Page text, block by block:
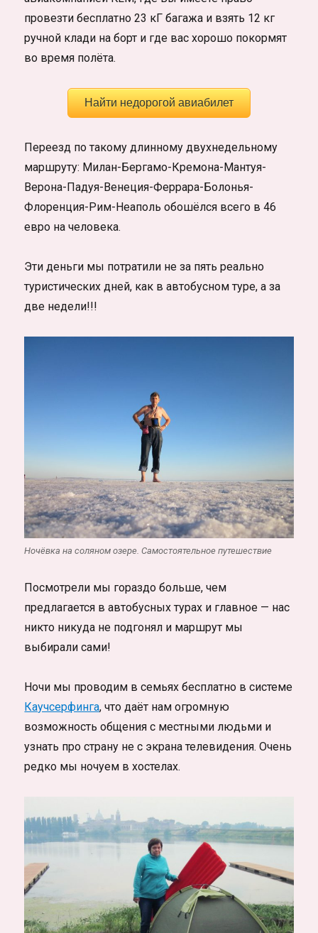
провезти бесплатно 23 кГ багажа и взять 12 кг
ручной клади на борт и где вас хорошо покормят
во время полёта.
Найти недорогой авиабилет
Переезд по такому длинному двухнедельному
маршруту: Милан-Бергамо-Кремона-Мантуя-
Верона-Падуя-Венеция-Феррара-Болонья-
Флоренция-Рим-Неаполь обошёлся всего в 46
евро на человека.
Эти деньги мы потратили не за пять реально
туристических дней, как в автобусном туре, а за
две недели!!!
Ночёвка на соляном озере. Самостоятельное путешествие
Посмотрели мы гораздо больше, чем
предлагается в автобусных турах и главное — нас
никто никуда не подгонял и маршрут мы
выбирали сами!
Ночи мы проводим в семьях бесплатно в системе
Каучсерфинга, что даёт нам огромную
возможность общения с местными людьми и
узнать про страну не с экрана телевидения. Очень
редко мы ночуем в хостелах.